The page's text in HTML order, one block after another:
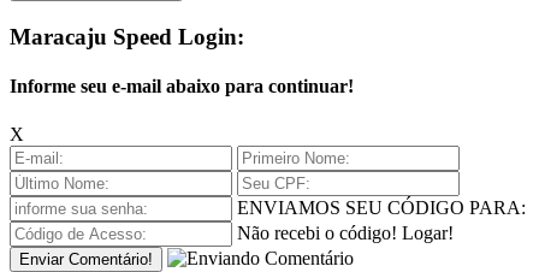
Maracaju Speed Login:
Informe seu e-mail abaixo para continuar!
X
ENVIAMOS SEU CÓDIGO PARA:
Não recebi o código! Logar!
Enviar Comentário!